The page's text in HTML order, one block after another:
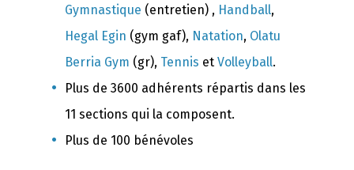
Gymnastique (entretien) , Handball,
Hegal Egin (gym gaf), Natation, Olatu
Berria Gym (gr), Tennis et Volleyball.
Plus de 3600 adhérents répartis dans les
11 sections qui la composent.
Plus de 100 bénévoles